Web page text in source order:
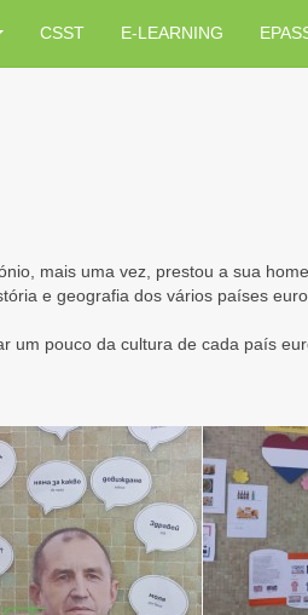
CSST E-LEARNING
mais uma vez, prestou a sua
e geografia dos vários países
pouco da cultura de cada país